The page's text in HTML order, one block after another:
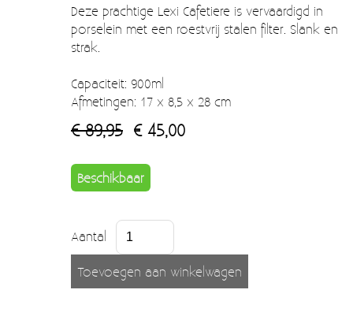
Voorraadbakjes
Kastinrichting
Badkamer
Keuken accessoires
Smeg 50s klein elektro
Afvalemmers
Moccamaster (De beste kop koffie sinds 1968)
Deze prachtige Lexi Cafetiere is vervaardigd in
porselein met een roestvrij stalen filter. Slank en
strak.
Capaciteit: 900ml
Afmetingen: 17 x 8,5 x 28 cm
€ 89,95 € 45,00
Beschikbaar
Aantal